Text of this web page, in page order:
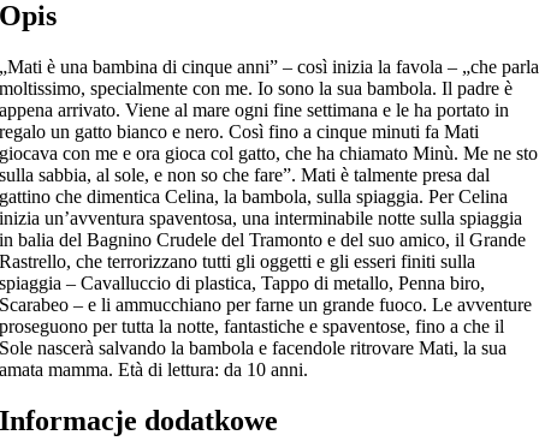
Opis
„Mati è una bambina di cinque anni” – così inizia la favola – „che parla
moltissimo, specialmente con me. Io sono la sua bambola. Il padre è
appena arrivato. Viene al mare ogni fine settimana e le ha portato in
regalo un gatto bianco e nero. Così fino a cinque minuti fa Mati
giocava con me e ora gioca col gatto, che ha chiamato Minù. Me ne sto
sulla sabbia, al sole, e non so che fare”. Mati è talmente presa dal
gattino che dimentica Celina, la bambola, sulla spiaggia. Per Celina
inizia un’avventura spaventosa, una interminabile notte sulla spiaggia
in balia del Bagnino Crudele del Tramonto e del suo amico, il Grande
Rastrello, che terrorizzano tutti gli oggetti e gli esseri finiti sulla
spiaggia – Cavalluccio di plastica, Tappo di metallo, Penna biro,
Scarabeo – e li ammucchiano per farne un grande fuoco. Le avventure
proseguono per tutta la notte, fantastiche e spaventose, fino a che il
Sole nascerà salvando la bambola e facendole ritrovare Mati, la sua
amata mamma. Età di lettura: da 10 anni.
Informacje dodatkowe